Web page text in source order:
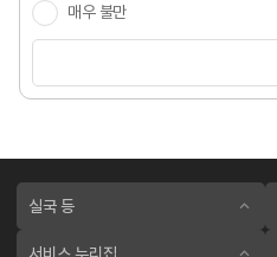
매우 불만
실국 등